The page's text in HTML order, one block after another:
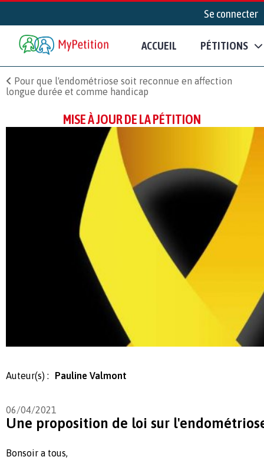
Se connecter
ACCUEIL PÉTITIONS
Pour que l'endométriose soit reconnue en affection
longue durée et comme handicap
MISE À JOUR DE LA PÉTITION
Auteur(s) : Pauline Valmont
06/04/2021
Une proposition de loi sur
Bonsoir a tous,